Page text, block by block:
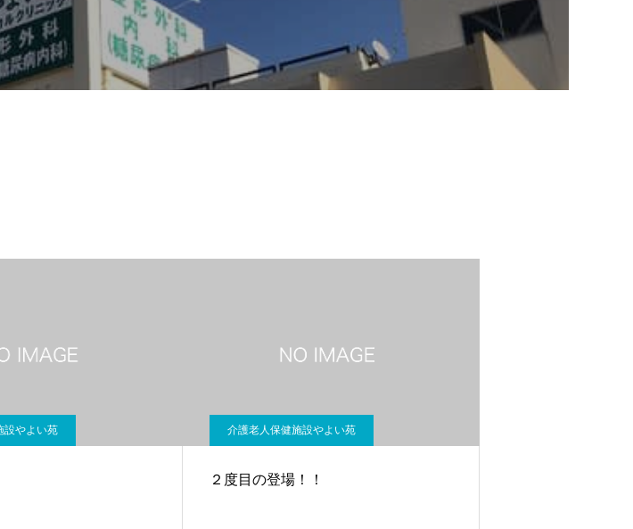
設やよい苑 介護老人保健施設やよい苑
２度目の登場！！